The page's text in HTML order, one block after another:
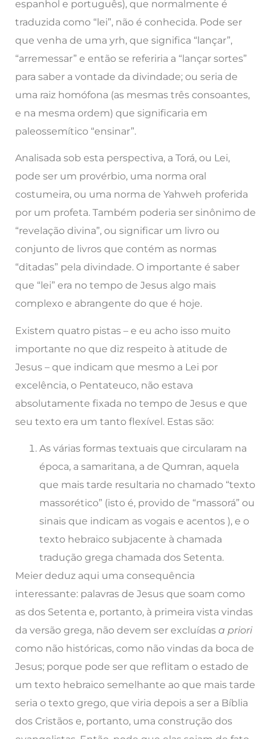
espanhol e português), que normalmente é
traduzida como “lei”, não é conhecida. Pode ser
que venha de uma yrh, que significa “lançar”,
“arremessar” e então se referiria a “lançar sortes”
para saber a vontade da divindade; ou seria de
uma raiz homófona (as mesmas três consoantes,
e na mesma ordem) que significaria em
paleossemítico “ensinar”.
Analisada sob esta perspectiva, a Torá, ou Lei,
pode ser um provérbio, uma norma oral
costumeira, ou uma norma de Yahweh proferida
por um profeta. Também poderia ser sinônimo de
“revelação divina”, ou significar um livro ou
conjunto de livros que contém as normas
“ditadas” pela divindade. O importante é saber
que “lei” era no tempo de Jesus algo mais
complexo e abrangente do que é hoje.
Existem quatro pistas – e eu acho isso muito
importante no que diz respeito à atitude de
Jesus – que indicam que mesmo a Lei por
excelência, o Pentateuco, não estava
absolutamente fixada no tempo de Jesus e que
seu texto era um tanto flexível. Estas são:
As várias formas textuais que circularam na
época, a samaritana, a de Qumran, aquela
que mais tarde resultaria no chamado “texto
massorético” (isto é, provido de “massorá” ou
sinais que indicam as vogais e acentos ), e o
texto hebraico subjacente à chamada
tradução grega chamada dos Setenta.
Meier deduz aqui uma consequência
interessante: palavras de Jesus que soam como
as dos Setenta e, portanto, à primeira vista vindas
da versão grega, não devem ser excluídas a priori
como não históricas, como não vindas da boca de
Jesus; porque pode ser que reflitam o estado de
um texto hebraico semelhante ao que mais tarde
seria o texto grego, que viria depois a ser a Bíblia
dos Cristãos e, portanto, uma construção dos